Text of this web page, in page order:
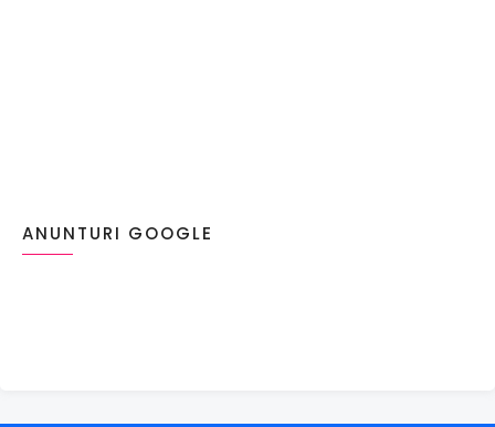
ANUNTURI GOOGLE